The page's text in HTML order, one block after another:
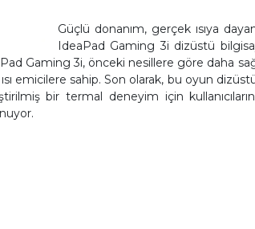
Güçlü donanım, gerçek ısıya
IdeaPad Gaming 3i dizüstü
Gaming 3i, önceki nesillere göre daha
emicilere sahip. Son olarak, bu oyun
bir termal deneyim için